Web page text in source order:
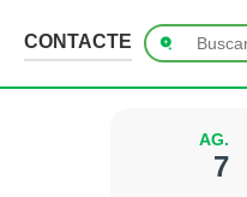
CONTACTE
AG.
7